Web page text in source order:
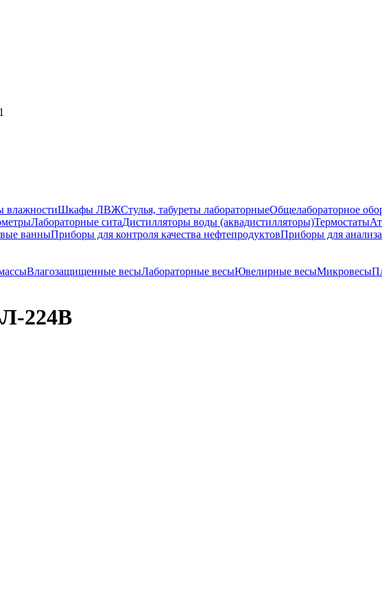
влажностиШкафы ЛВЖСтулья, табуреты лабораторныеОбщелабораторное
Лабораторные ситаДистилляторы воды (аквадистилляторы)Термостаты
ванныПриборы для контроля качества нефтепродуктовПриборы для
Влагозащищенные весыЛабораторные весыЮвелирные весыМикровесы
224В